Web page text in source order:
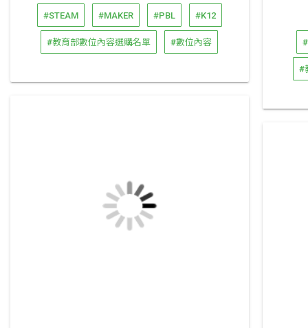
#STEAM #MAKER #PBL #K12
#教育部數位內容選購名單 #數位內容
#